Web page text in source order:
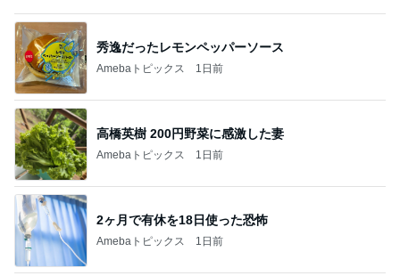
秀逸だったレモンペッパーソース
Amebaトピックス 1日前
高橋英樹 200円野菜に感激した妻
Amebaトピックス 1日前
2ヶ月で有休を18日使った恐怖
Amebaトピックス 1日前